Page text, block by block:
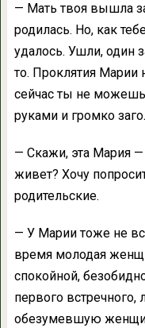
— Мать твоя вышла
родилась. Но, как
удалось. Ушли, один
то. Проклятия Марии
сейчас ты не можешь
руками и громко
— Скажи, эта Мария
живет? Хочу
родительские.
— У Марии тоже не
время молодая
спокойной,
первого
обезумевшую